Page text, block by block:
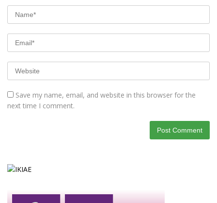
Save my name, email, and website in this browser for the
next time I comment.